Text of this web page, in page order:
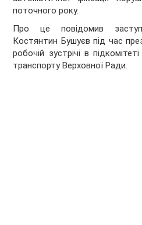
поточного року.
Про це повідомив
Костянтин Бушуєв під час
робочій зустрічі в
транспорту Верховної Ради.